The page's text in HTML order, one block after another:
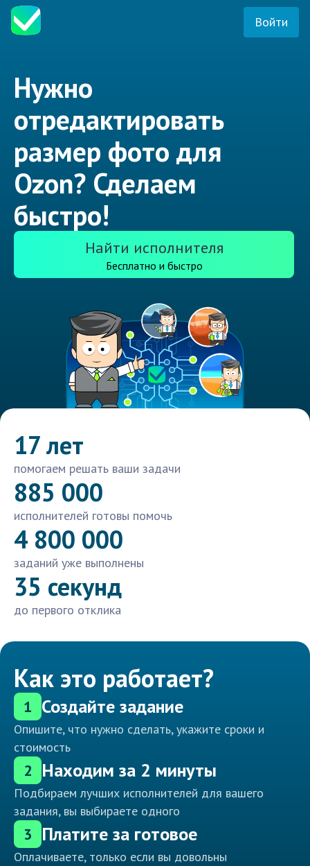
Войти
Нужно
отредактировать
размер фото для
Ozon? Сделаем
быстро!
Найти исполнителя
Бесплатно и быстро
17 лет
помогаем решать ваши задачи
885 000
исполнителей готовы помочь
4 800 000
заданий уже выполнены
35 секунд
до первого отклика
Как это работает?
1 Создайте задание
Опишите, что нужно сделать, укажите сроки и
стоимость
2 Находим за 2 минуты
Подбираем лучших исполнителей для вашего
задания, вы выбираете одного
3 Платите за готовое
Оплачиваете, только если вы довольны